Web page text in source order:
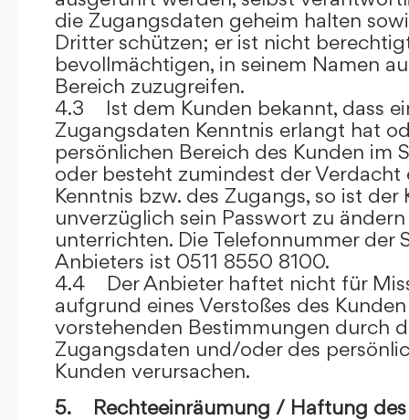
die Zugangsdaten geheim halten
Dritter schützen; er ist nicht
bevollmächtigen, in seinem Namen
Bereich zuzugreifen.
4.3 Ist dem Kunden bekannt, dass
Zugangsdaten Kenntnis erlangt hat
persönlichen Bereich des Kunden im
oder besteht zumindest der Verdacht
Kenntnis bzw. des Zugangs, so ist
unverzüglich sein Passwort zu
unterrichten. Die Telefonnummer der
Anbieters ist 0511 8550 8100.
4.4 Der Anbieter haftet nicht für
aufgrund eines Verstoßes des
vorstehenden Bestimmungen durch
Zugangsdaten und/oder des
Kunden verursachen.
5. Rechteeinräumung / Haftung des